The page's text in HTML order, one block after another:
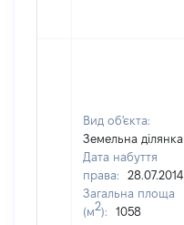
Вид об'єкта:
Земельна ділянка
Дата набуття
права:
28.07.2014
Загальна площа
(м2):
1058